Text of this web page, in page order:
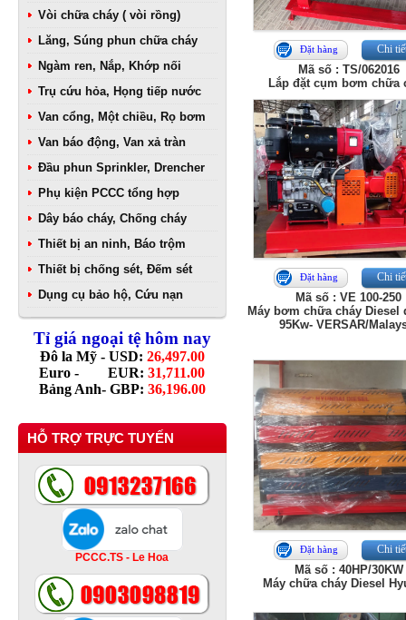
Vòi chữa cháy ( vòi rồng)
Lăng, Súng phun chữa cháy
Ngàm ren, Nắp, Khớp nối
Trụ cứu hỏa, Họng tiếp nước
Van cổng, Một chiều, Rọ bơm
Van báo động, Van xả tràn
Đầu phun Sprinkler, Drencher
Phụ kiện PCCC tổng hợp
Dây báo cháy, Chống cháy
Thiết bị an ninh, Báo trộm
Thiết bị chống sét, Đếm sét
Dụng cụ bảo hộ, Cứu nạn
Tỉ giá ngoại tệ hôm nay
Đô la Mỹ - USD: 26,497.00
Euro - EUR: 31,711.00
Bảng Anh- GBP: 36,196.00
HỖ TRỢ TRỰC TUYẾN
PCCC.TS - Le Hoa
Đặt hàng Chi
Mã số : TS/062016
Lắp đặt cụm bơm chữa
Đặt hàng Chi
Mã số : VE 100-250
Máy bơm chữa cháy Diesel
95Kw- VERSAR/
Đặt hàng Chi
Mã số : 40HP/30KW
Máy chữa cháy Diesel